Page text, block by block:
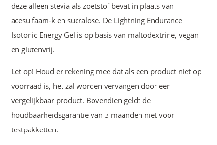
deze alleen stevia als zoetstof bevat in plaats van
acesulfaam-k en sucralose. De Lightning Endurance
Isotonic Energy Gel is op basis van maltodextrine, vegan
en glutenvrij.
Let op! Houd er rekening mee dat als een product niet op
voorraad is, het zal worden vervangen door een
vergelijkbaar product. Bovendien geldt de
houdbaarheidsgarantie van 3 maanden niet voor
testpakketten.